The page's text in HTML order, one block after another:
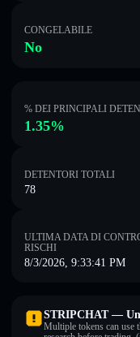
CONGELABILE
No
% DEI PRINCIPALI
1.35%
DETENTORI TOTALI
78
ULTIMA DATA DI
RISCHI
8/3/2026, 9:33:41 PM
STRIPCHAT —
Multiple tokens can use